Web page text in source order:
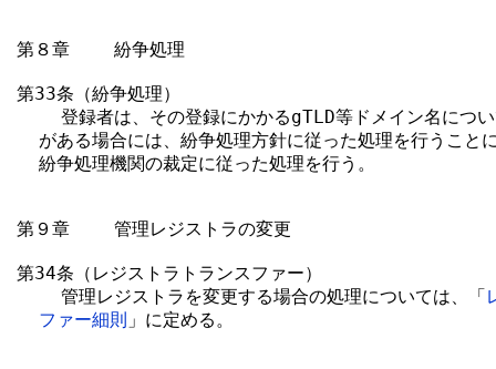
第８章    紛争処理
第33条（紛争処理）
登録者は、その登録にかかるgTLD等ドメイン名につ
がある場合には、紛争処理方針に従った処理を行うこと
  紛争処理機関の裁定に従った処理を行う。
第９章    管理レジストラの変更
第34条（レジストラトランスファー）
    管理レジストラを変更する場合の処理については、「
ファー細則 」に定める。